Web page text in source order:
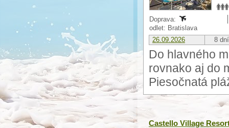
Doprava:
odlet: Bratislava
26.09.2026
8 dní
Do hlavného
rovnako aj do
Piesočnatá
Castello Village